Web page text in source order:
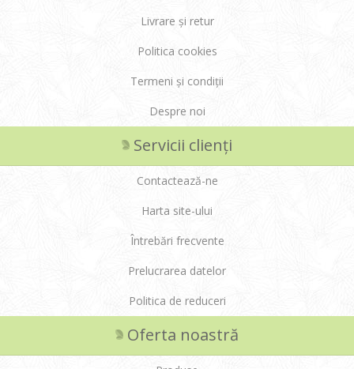
Livrare și retur
Politica cookies
Termeni și condiții
Despre noi
Servicii clienți
Contactează-ne
Harta site-ului
Întrebări frecvente
Prelucrarea datelor
Politica de reduceri
Oferta noastră